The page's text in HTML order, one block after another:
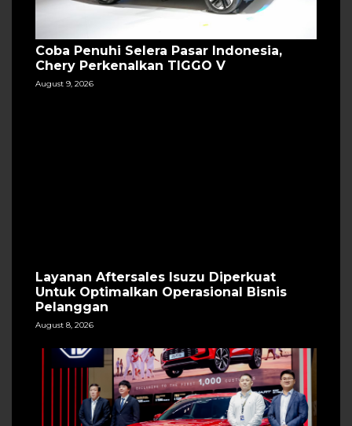
Coba Penuhi Selera Pasar Indonesia,
Chery Perkenalkan TIGGO V
August 9, 2026
Layanan Aftersales Isuzu Diperkuat
Untuk Optimalkan Operasional Bisnis
Pelanggan
August 8, 2026